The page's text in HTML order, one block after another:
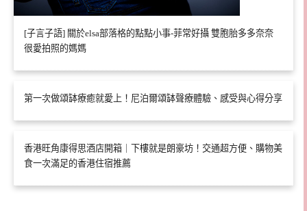
[子言子語] 關於elsa部落格的點點小事-菲常好攝 雙胞胎多多奈奈
很愛拍照的媽媽
第一次做頌缽療癒就愛上！尼泊爾頌缽聲療體驗、感受與心得分享
香港旺角康得思酒店開箱｜下樓就是朗豪坊！交通超方便、購物美
食一次滿足的香港住宿推薦